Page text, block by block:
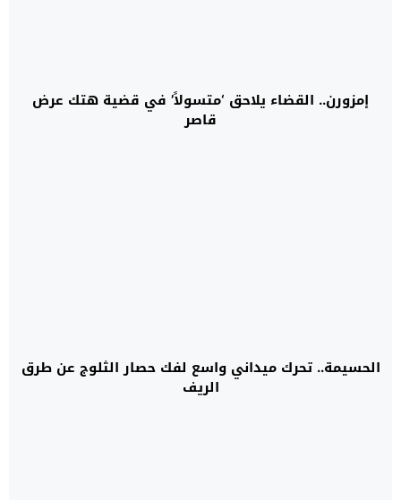
إمزورن.. القضاء يلاحق ‘متسولاً’ في قضية هتك عرض
قاصر
الحسيمة.. تحرك ميداني واسع لفك حصار الثلوج عن طرق
الريف